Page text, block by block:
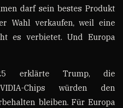
darf sein bestes Produkt
Wahl verkaufen, weil eine
es verbietet. Und Europa
erklärte Trump, die
Chips würden den
bleiben. Für Europa